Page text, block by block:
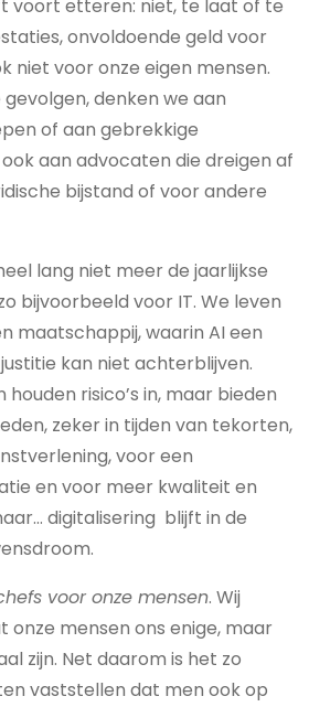
voort etteren: niet, te laat of te
onvoldoende geld voor
niet voor onze eigen mensen.
denken we aan
of aan gebrekkige
aan advocaten die dreigen af
bijstand of voor andere
lang niet meer de jaarlijkse
bijvoorbeeld voor IT. We leven
maatschappij, waarin AI een
kan niet achterblijven.
risico’s in, maar bieden
zeker in tijden van tekorten,
voor een
en voor meer kwaliteit en
digitalisering blijft in de
voor onze mensen. Wij
onze mensen ons enige, maar
zijn. Net daarom is het zo
vaststellen dat men ook op